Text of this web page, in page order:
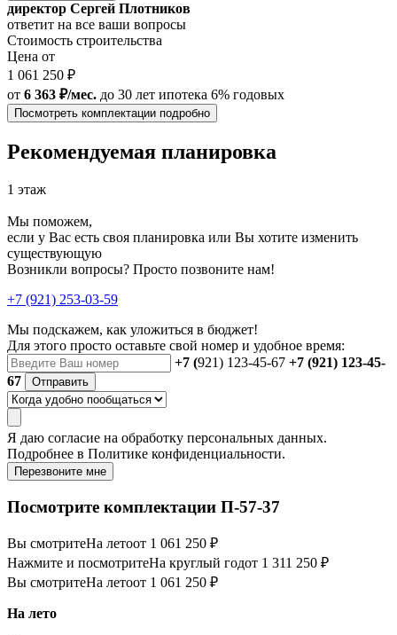
директор Сергей Плотников
ответит на все ваши вопросы
Стоимость строительства
Цена от
1 061 250 ₽
от 6 363 ₽/мес. до 30 лет ипотека 6% годовых
Посмотреть комплектации подробно
Рекомендуемая планировка
1 этаж
Мы поможем,
если у Вас есть своя планировка или Вы хотите изменить
существующую
Возникли вопросы? Просто позвоните нам!
+7 (921) 253-03-59
Мы подскажем, как уложиться в бюджет!
Для этого просто оставьте свой номер и удобное время:
+7 (921) 123-45-67 +7 (921) 123-45-
67
Отправить
Я даю согласие на обработку персональных данных.
Подробнее в Политике конфиденциальности.
Перезвоните мне
Посмотрите комплектации П-57-37
Вы смотритеНа летоот 1 061 250 ₽
Нажмите и посмотритеНа круглый годот 1 311 250 ₽
Вы смотритеНа летоот 1 061 250 ₽
На лето